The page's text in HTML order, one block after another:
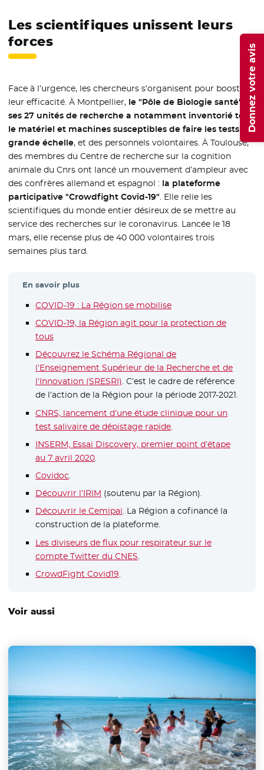
Les scientifiques unissent leurs
forces
Face à l’urgence, les chercheurs s’organisent pour booster
leur efficacité. À Montpellier, le "Pôle de Biologie santé" et
ses 27 unités de recherche a notamment inventorié tout
le matériel et machines susceptibles de faire les tests à
grande échelle, et des personnels volontaires. À Toulouse,
des membres du Centre de recherche sur la cognition
animale du Cnrs ont lancé un mouvement d’ampleur avec
des confrères allemand et espagnol : la plateforme
participative "Crowdfight Covid-19". Elle relie les
scientifiques du monde entier désireux de se mettre au
service des recherches sur le coronavirus. Lancée le 18
mars, elle recense plus de 40 000 volontaires trois
semaines plus tard.
En savoir plus
COVID-19 : La Région se mobilise
COVID-19, la Région agit pour la protection de
tous
Découvrez le Schéma Régional de
l’Enseignement Supérieur de la Recherche et de
l’Innovation (SRESRI). C’est le cadre de référence
de l’action de la Région pour la période 2017-2021.
CNRS, lancement d’une étude clinique pour un
test salivaire de dépistage rapide- Nouvelle fenêtre
.
INSERM, Essai Discovery, premier point d’étape
au 7 avril 2020- Nouvelle fenêtre
.
Covidoc- Nouvelle fenêtre
.
Découvrir l’IRIM - Nouvelle fenêtre
(soutenu par la Région).
Découvrir le Cemipai- Nouvelle fenêtre
. La Région a cofinancé la
construction de la plateforme.
Les diviseurs de flux pour respirateur sur le
compte Twitter du CNES
CrowdFight Covid19- Nouvelle fenêtre
.
Voir aussi
Donnez votre avis